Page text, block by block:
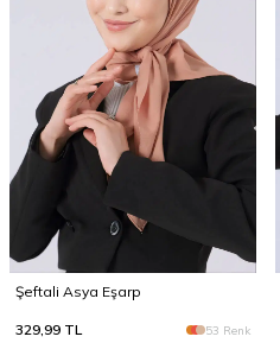
Şeftali Asya Eşarp
329,99 TL 53 Renk